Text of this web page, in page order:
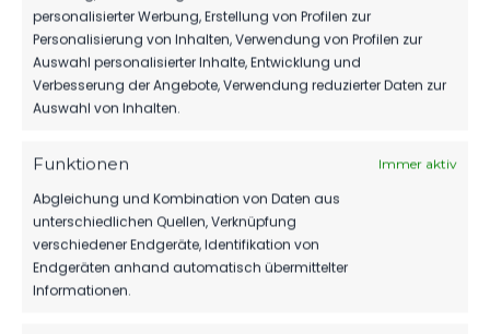
personalisierter Werbung, Erstellung von Profilen zur
Personalisierung von Inhalten, Verwendung von Profilen zur
Auswahl personalisierter Inhalte, Entwicklung und
Verbesserung der Angebote, Verwendung reduzierter Daten zur
Auswahl von Inhalten.
Funktionen Immer aktiv
Abgleichung und Kombination von Daten aus
unterschiedlichen Quellen, Verknüpfung
verschiedener Endgeräte, Identifikation von
Endgeräten anhand automatisch übermittelter
Informationen.
FSV 63 LUCKENWALDE
E.V.
Mit Kopf und Fuß für
Luckenwalde.
NEUESTE NACHRICHTEN
MBS VERLÄNGERT
SEIN SPONSORING
BEIM FSV
6. August 2026
HERBER DÄMPFER